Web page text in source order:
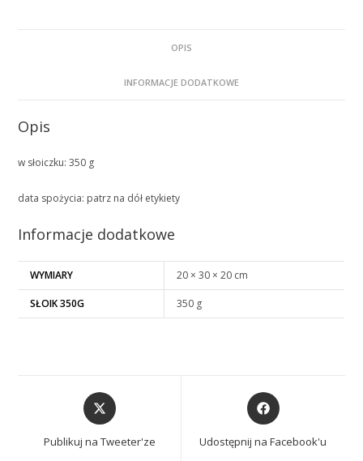
OPIS
INFORMACJE DODATKOWE
Opis
w słoiczku: 350 g
data spożycia: patrz na dół etykiety
Informacje dodatkowe
WYMIARY 20 × 30 × 20 cm
SŁOIK 350G 350 g
Opens
in
Publikuj na Tweeter'ze
Opens
in
new
Udostępnij na Facebook'u